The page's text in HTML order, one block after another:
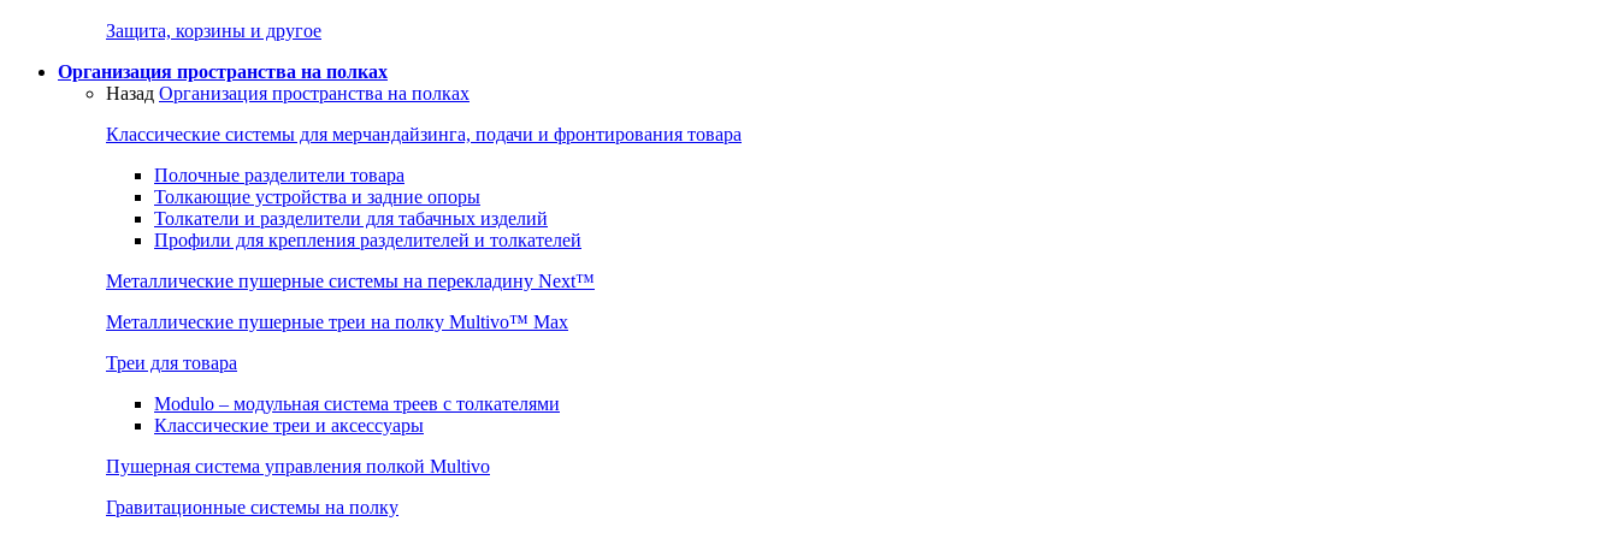
Защита, корзины и другое
Организация пространства на полках
Назад Организация пространства на полках
Классические системы для мерчандайзинга, подачи и фронтирования товара
Полочные разделители товара
Толкающие устройства и задние опоры
Толкатели и разделители для табачных изделий
Профили для крепления разделителей и толкателей
Металлические пушерные системы на перекладину Next™
Металлические пушерные треи на полку Multivo™ Max
Треи для товара
Modulo – модульная система треев с толкателями
Классические треи и аксессуары
Пушерная система управления полкой Multivo
Гравитационные системы на полку